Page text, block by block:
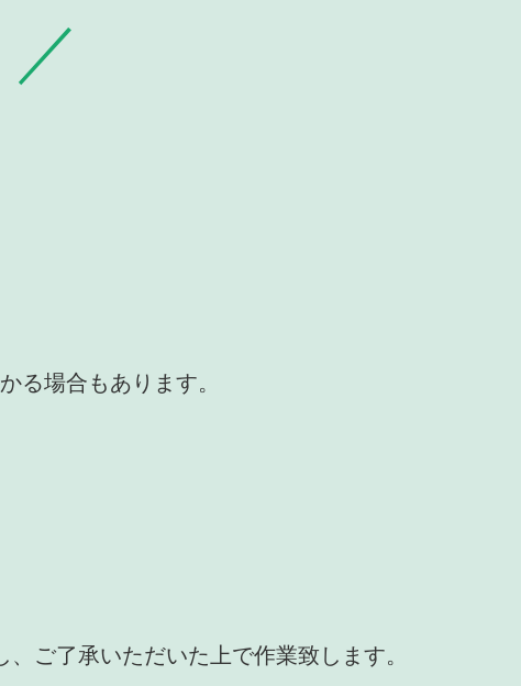
る場合もあります。
ご了承いただいた上で作業致します。